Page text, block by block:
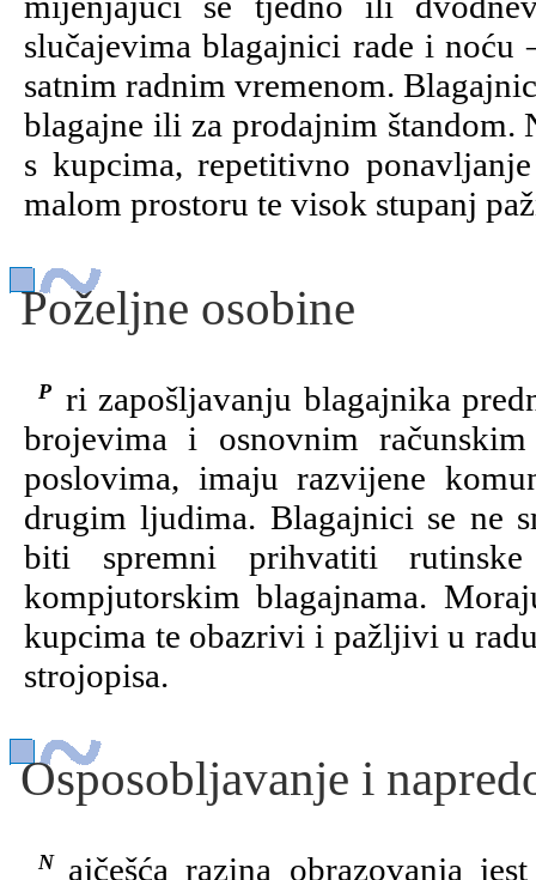
slučajevima blagajnici rade i noću
satnim radnim vremenom.
blagajne ili za prodajnim
s kupcima, repetitivno
malom prostoru te visok stupanj
Poželjne osobine
Pri zapošljavanju blagajnika prednost imaju oni koji se lako i uspješno služe
brojevima i osnovnim
poslovima, imaju razvijene
drugim ljudima. Blagajnici se ne
biti spremni prihvatiti
kompjutorskim blagajnama.
kupcima te obazrivi i pažljivi u
strojopisa.
Osposobljavanje i
Najčešća razina obrazovanja jest srednja stručna sprema, iako nisu rijetki